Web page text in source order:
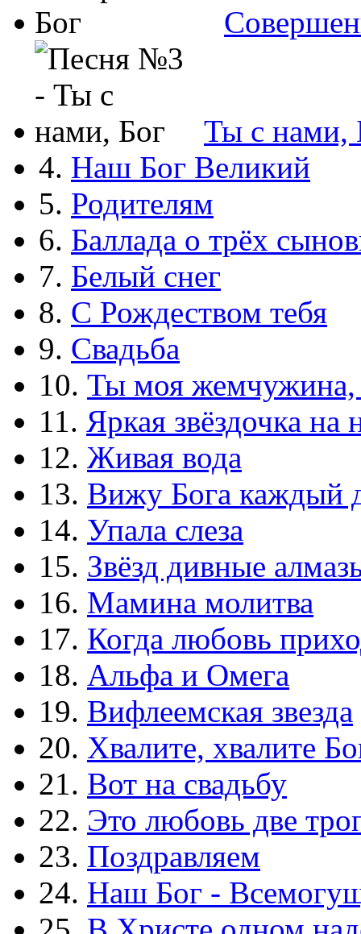
Ты с нами,
4. Наш Бог Великий
5. Родителям
6. Баллада о трёх
7. Белый снег
8. С Рождеством тебя
9. Свадьба
10. Ты моя жемчужина,
11. Яркая звёздочка на
12. Живая вода
13. Вижу Бога каждый
14. Упала слеза
15. Звёзд дивные
16. Мамина молитва
17. Когда любовь
18. Альфа и Омега
19. Вифлеемская звезда
20. Хвалите, хвалите
21. Вот на свадьбу
22. Это любовь две
23. Поздравляем
24. Наш Бог -